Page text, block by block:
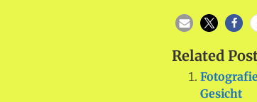
Related
Gesicht